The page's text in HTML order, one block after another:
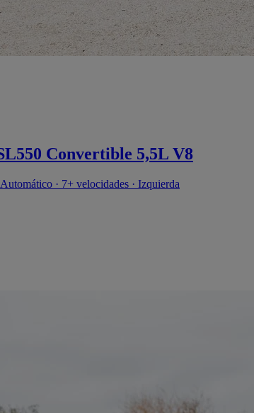
Convertible 5,5L V8
· 7+ velocidades · Izquierda